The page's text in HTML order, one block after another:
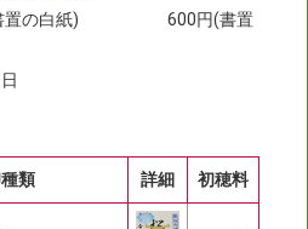
書置の白紙) 600円(書置
類 詳細 初穂料